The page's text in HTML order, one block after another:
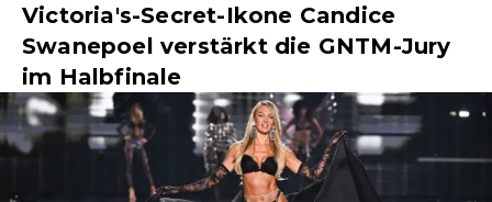
Victoria's-Secret-Ikone Candice
Swanepoel verstärkt die GNTM-Jury
im Halbfinale